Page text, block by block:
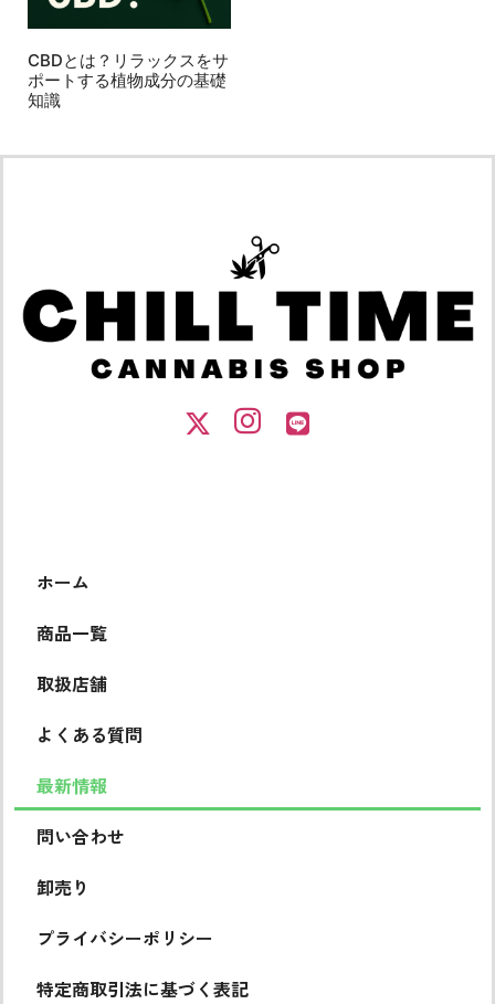
CBDとは？リラックスをサ
ポートする植物成分の基礎
知識
ホーム
商品一覧
取扱店舗
よくある質問
最新情報
問い合わせ
卸売り
プライバシーポリシー
特定商取引法に基づく表記